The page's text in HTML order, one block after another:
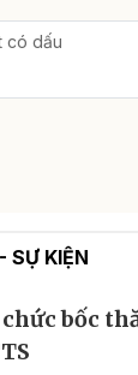
SỰ KIỆN
bốc